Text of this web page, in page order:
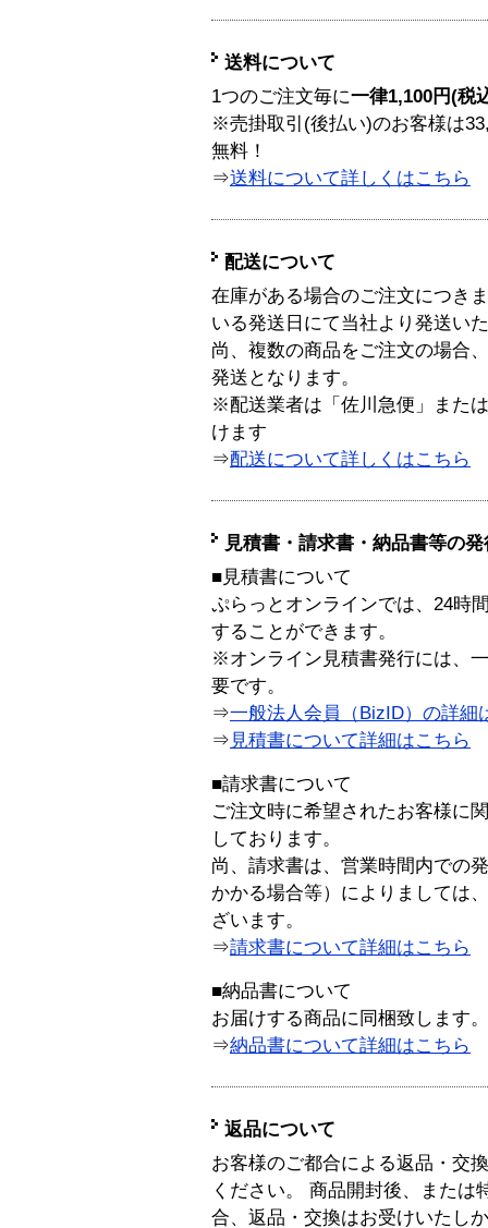
送料について
1つのご注文毎に一律1,100円(税
※売掛取引(後払い)のお客様は
無料！
⇒送料について詳しくはこちら
配送について
在庫がある場合のご注文につき
いる発送日にて当社より発送い
尚、複数の商品をご注文の場合
発送となります。
※配送業者は「佐川急便」また
けます
⇒配送について詳しくはこちら
見積書・請求書・納品書等の
■見積書について
ぷらっとオンラインでは、24時
することができます。
※オンライン見積書発行には、
要です。
⇒一般法人会員（BizID）の詳細
⇒ 見積書について詳細はこちら
■請求書について
ご注文時に希望されたお客様に
しております。
尚、請求書は、営業時間内での
かかる場合等）によりましては
ざいます。
⇒請求書について詳細はこちら
■納品書について
お届けする商品に同梱致します。
⇒納品書について詳細はこちら
返品について
お客様のご都合による返品・交
ください。 商品開封後、または
合、返品・交換はお受けいたし